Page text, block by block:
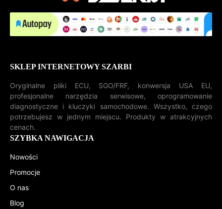
SKLEP INTERNETOWY SZARBI
Oryginalne pliki ECU, SGO/FRF, konwersja USA EU,
profesjonalne narzędzia serwisowe, oprogramowanie
diagnostyczne i kluczyki samochodowe. Wszystko, czego
potrzebujesz w jednym miejscu. Produkty w atrakcyjnych
cenach.
SZYBKA NAWIGACJA
Nowości
Promocje
O nas
Blog